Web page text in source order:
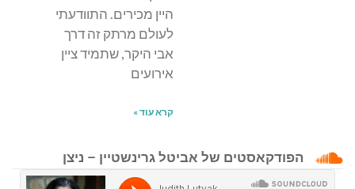
היין מכירים. התוודעתי
לעולם מרתק זה דרך
אבי היקר, שתמיד ציין
אירועים
קרא עוד »
הפודקאסטים של אביטל גרינשטיין – ניצן